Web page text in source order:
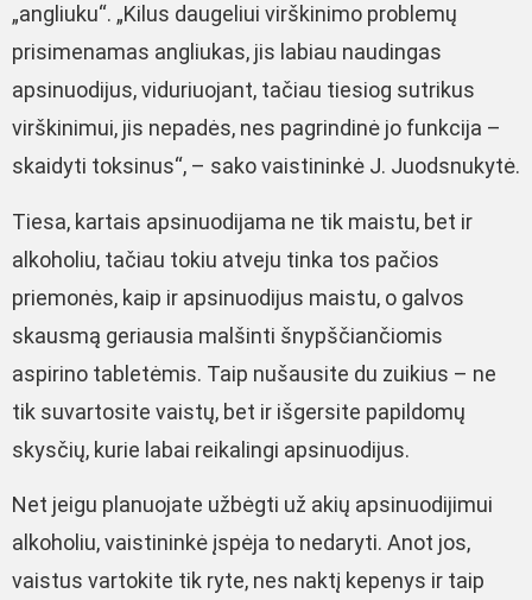
„angliuku“. „Kilus daugeliui virškinimo problemų
prisimenamas angliukas, jis labiau naudingas
apsinuodijus, viduriuojant, tačiau tiesiog sutrikus
virškinimui, jis nepadės, nes pagrindinė jo funkcija –
skaidyti toksinus“, – sako vaistininkė J. Juodsnukytė.
Tiesa, kartais apsinuodijama ne tik maistu, bet ir
alkoholiu, tačiau tokiu atveju tinka tos pačios
priemonės, kaip ir apsinuodijus maistu, o galvos
skausmą geriausia malšinti šnypščiančiomis
aspirino tabletėmis. Taip nušausite du zuikius – ne
tik suvartosite vaistų, bet ir išgersite papildomų
skysčių, kurie labai reikalingi apsinuodijus.
Net jeigu planuojate užbėgti už akių apsinuodijimui
alkoholiu, vaistininkė įspėja to nedaryti. Anot jos,
vaistus vartokite tik ryte, nes naktį kepenys ir taip